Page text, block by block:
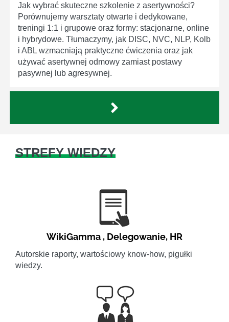
Jak wybrać skuteczne szkolenie z asertywności?
Porównujemy warsztaty otwarte i dedykowane,
treningi 1:1 i grupowe oraz formy: stacjonarne, online
i hybrydowe. Tłumaczymy, jak DISC, NVC, NLP, Kolb
i ABL wzmacniają praktyczne ćwiczenia oraz jak
używać asertywnej odmowy zamiast postawy
pasywnej lub agresywnej.
STREFY WIEDZY
WikiGamma , Delegowanie, HR
Autorskie raporty, wartościowy know-how, pigułki
wiedzy.